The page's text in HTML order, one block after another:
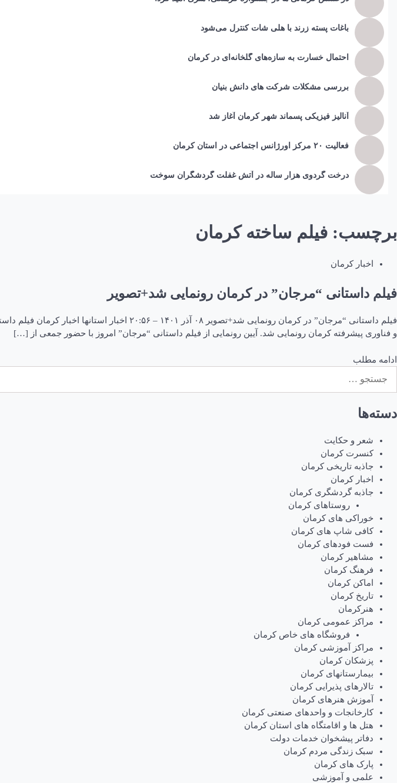
باغات پسته زرند با هلی شات کنترل می‌شود
احتمال خسارت به ساز‌ه‌های گلخانه‌ای در کرمان
بررسی مشکلات شرکت های دانش بنیان
آنالیز فیزیکی پسماند شهر کرمان آغاز شد
فعالیت ۲۰ مرکز اورژانس اجتماعی در استان کرمان
درخت گردوی هزار ساله در آتش غفلت گردشگران سوخت
برچسب: فیلم ساخته کرمان
اخبار کرمان
فیلم داستانی “مرجان” در کرمان رونمایی شد+تصویر
فیلم داستانی “مرجان” در کرمان رونمایی
و فناوری پیشرفته کرمان رونمایی شد. آیین رونمایی از فیلم داستانی “مرجان” امروز با حضور جمعی از […]
ادامه مطلب
برای:
دسته‌ها
شعر و حکایت
کنسرت کرمان
جاذبه تاریخی کرمان
اخبار کرمان
جاذبه گردشگری کرمان
روستاهای کرمان
خوراکی های کرمان
کافی شاپ های کرمان
فست فودهای کرمان
مشاهیر کرمان
فرهنگ کرمان
اماکن کرمان
تاریخ کرمان
هنرکرمان
مراکز عمومی کرمان
فروشگاه های خاص کرمان
مراکز آموزشی کرمان
پزشکان کرمان
بیمارستانهای کرمان
تالارهای پذیرایی کرمان
آموزش هنرهای کرمان
کارخانجات و واحدهای صنعتی کرمان
هتل ها و اقامتگاه های استان کرمان
دفاتر پیشخوان خدمات دولت
سبک زندگی مردم کرمان
پارک های کرمان
علمی و آموزشی